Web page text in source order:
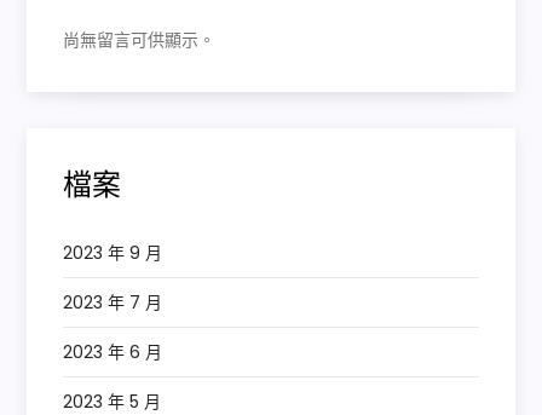
尚無留言可供顯示。
檔案
2023 年 9 月
2023 年 7 月
2023 年 6 月
2023 年 5 月